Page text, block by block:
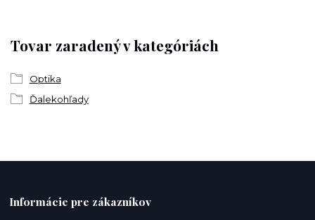
Tovar zaradený v kategóriách
Optika
Ďalekohľady
Informácie pre zákazníkov